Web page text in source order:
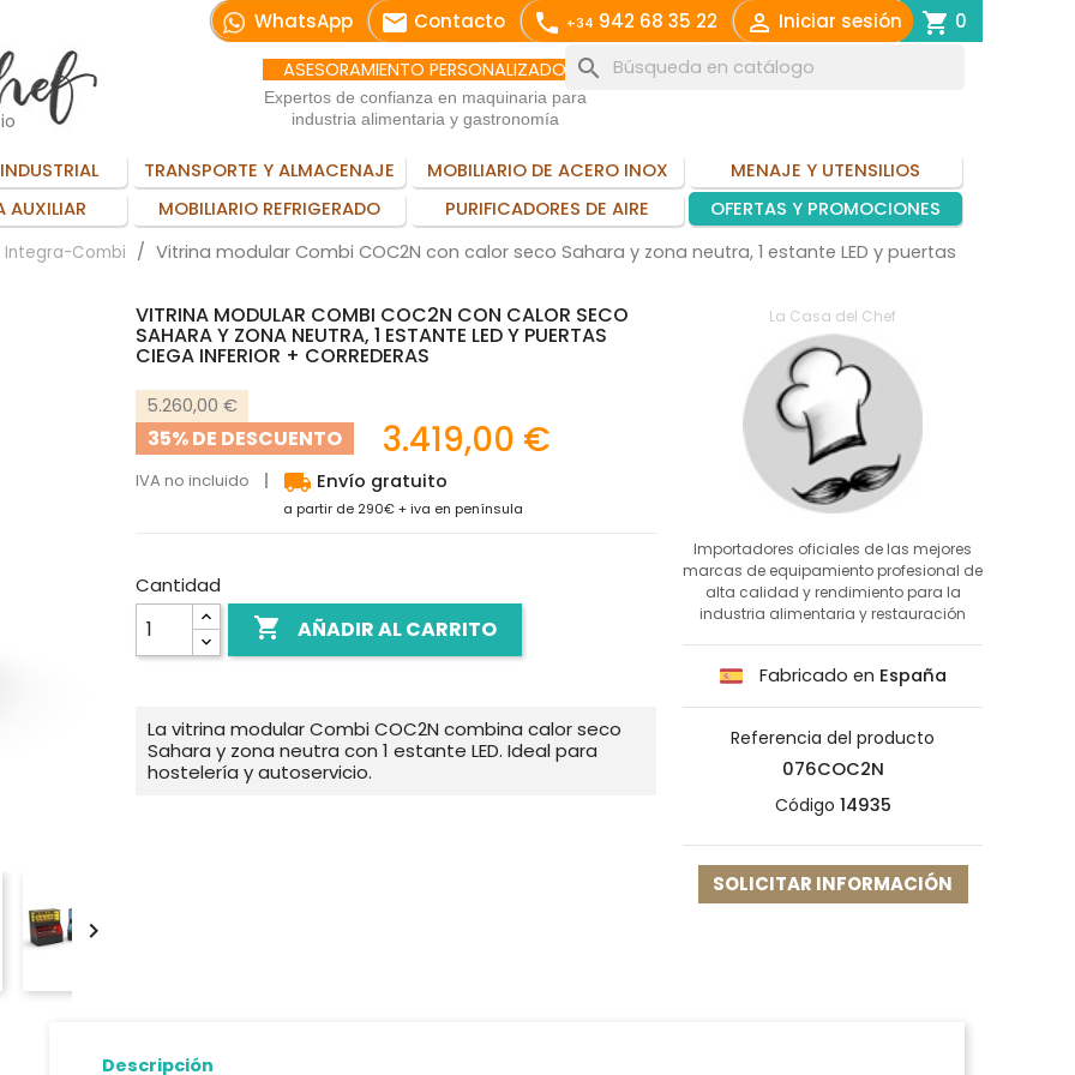
WhatsApp email Contacto call +34 942 68 35 22  Iniciar sesión shopping_cart 0
ASESORAMIENTO PERSONALIZADO
Expertos de confianza en maquinaria para
industria alimentaria y gastronomía
search
TRANSPORTE Y ALMACENAJE MOBILIARIO DE ACERO INOX
MENAJE Y UTENSILIOS
AUXILIAR
MOBILIARIO REFRIGERADO PURIFICADORES DE AIRE OFERTAS Y PROMOCIONES
Integra-Combi Vitrina modular Combi COC2N con calor seco Sahara y zona neutra, 1 estante LED y puertas

VITRINA MODULAR COMBI COC2N CON CALOR SECO
SAHARA Y ZONA NEUTRA, 1 ESTANTE LED Y PUERTAS
CIEGA INFERIOR + CORREDERAS
5.260,00 €
35% DE DESCUENTO 3.419,00 €
IVA no incluido local_shipping Envío gratuito
a partir de 290€ + iva en península
Cantidad
 AÑADIR AL CARRITO
La vitrina modular Combi COC2N combina calor seco
Sahara y zona neutra con 1 estante LED. Ideal para
hostelería y autoservicio.
La Casa del Chef
Importadores oficiales de las mejores
marcas de equipamiento profesional de
alta calidad y rendimiento para la
industria alimentaria y restauración
Fabricado en España
Referencia del producto
076COC2N
Código 14935
SOLICITAR INFORMACIÓN
Descripción